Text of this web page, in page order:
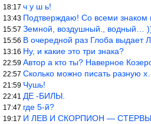
18:17 ч у ш ь!
13:43 Подтверждаю! Со всеми знаком
15:57 Земной, воздушный., водный…
15:56 В очередной раз Глоба выдает ЛЯП! А
13:16 Ну, и какие это три знака?
22:59 Автор а кто ты? Наверное
22:57 Сколько можно писать разную х…
21:59 Чушь!
22:41 ДЕ -БИЛЫ.
17:47 где 5-й?
19:17 И ЛЕВ И СКОРПИОН — СТЕРВЫ